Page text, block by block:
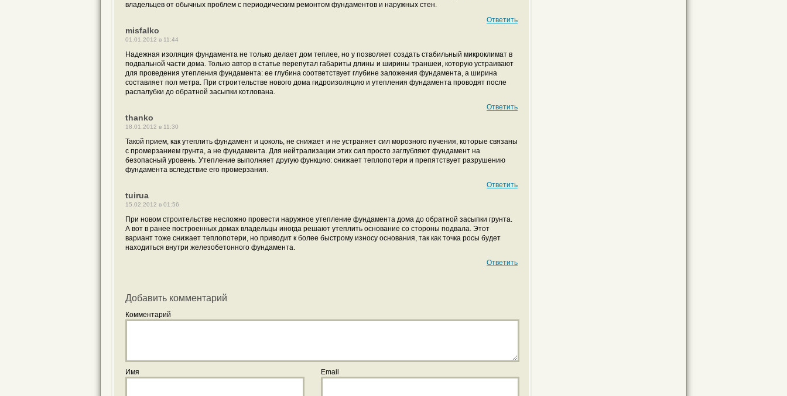
владельцев от обычных проблем с периодическим ремонтом фундаментов и наружных стен.
Ответить
misfalko
01.01.2012 в 11:44
Надежная изоляция фундамента не только делает дом теплее, но у позволяет создать стабильный микроклимат в
подвальной части дома. Только автор в статье перепутал габариты длины и ширины траншеи, которую устраивают
для проведения утепления фундамента: ее глубина соответствует глубине заложения фундамента, а ширина
составляет пол метра. При строительстве нового дома гидроизоляцию и утепления фундамента проводят после
распалубки до обратной засыпки котлована.
Ответить
thanko
18.01.2012 в 11:30
Такой прием, как утеплить фундамент и цоколь, не снижает и не устраняет сил морозного пучения, которые связаны
с промерзанием грунта, а не фундамента. Для нейтрализации этих сил просто заглубляют фундамент на
безопасный уровень. Утепление выполняет другую функцию: снижает теплопотери и препятствует разрушению
фундамента вследствие его промерзания.
Ответить
tuirua
15.02.2012 в 01:56
При новом строительстве несложно провести наружное утепление фундамента дома до обратной засыпки грунта.
А вот в ранее построенных домах владельцы иногда решают утеплить основание со стороны подвала. Этот
вариант тоже снижает теплопотери, но приводит к более быстрому износу основания, так как точка росы будет
находиться внутри железобетонного фундамента.
Ответить
Добавить комментарий
Комментарий
Имя Email